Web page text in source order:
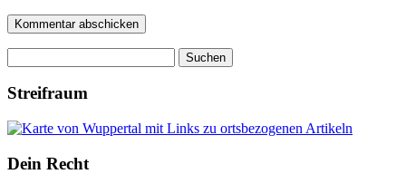
nach:
Streifraum
Dein Recht